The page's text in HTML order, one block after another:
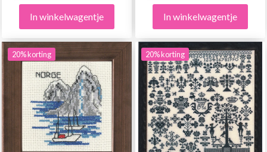
In winkelwagentje In winkelwagentje
20% korting 20% korting